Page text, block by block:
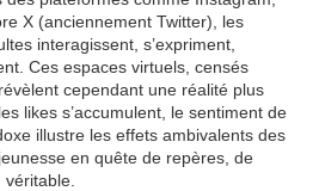
X (anciennement Twitter), les
interagissent, s’expriment,
Ces espaces virtuels, censés
cependant une réalité plus
likes s’accumulent, le sentiment de
illustre les effets ambivalents des
en quête de repères, de